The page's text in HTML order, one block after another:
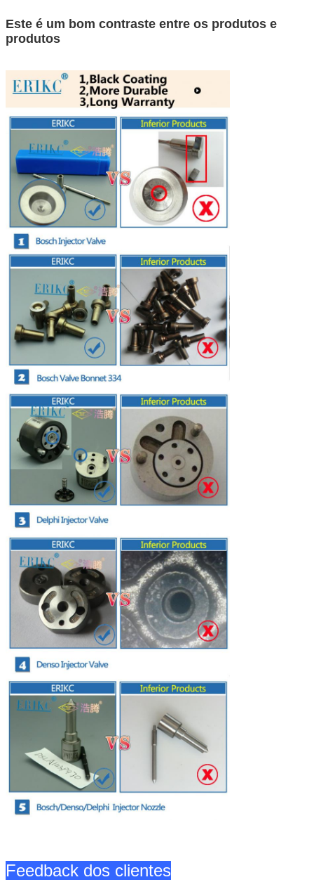
Este é um bom contraste entre os produtos e
produtos
Feedback dos clientes